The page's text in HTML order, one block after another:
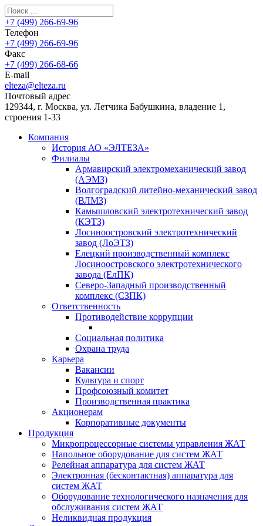
+7 (499) 266-69-96
Телефон
+7 (499) 266-69-96
Факс
+7 (499) 266-68-66
E-mail
elteza@elteza.ru
Почтовый адрес
129344, г. Москва, ул. Летчика Бабушкина, владение 1,
строения 1-33
Компания
История АО «ЭЛТЕЗА»
Филиалы
Армавирский электромеханический завод
(АЭМЗ)
Волгоградский литейно-механический завод
(ВЛМЗ)
Камышловский электротехнический завод
(КЭТЗ)
Лосиноостровский электротехнический
завод (ЛоЭТЗ)
Елецкий производственный комплекс
Лосиноостровского электротехнического
завода (ЕлПК)
Северо-Западный производственный
комплекс (СЗПК)
Ответственность
Противодействие коррупции
Социальная политика
Охрана труда
Карьера
Вакансии
Культура и спорт
Профсоюзный комитет
Производственная практика
Акционерам
Корпоративные документы
Продукция
Микропроцессорные системы управления ЖАТ
Напольное оборудование для систем ЖАТ
Релейная аппаратура для систем ЖАТ
Электронная (бесконтактная) аппаратура для
систем ЖАТ
Оборудование технологического назначения для
обслуживания систем ЖАТ
Неликвидная продукция